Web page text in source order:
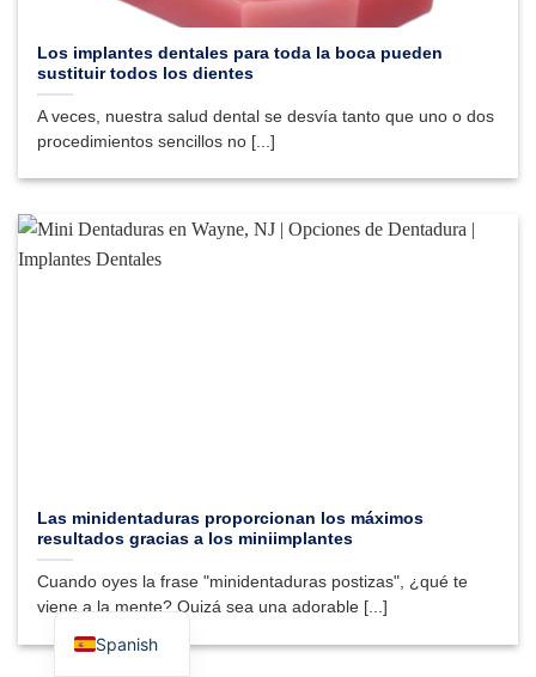
Los implantes dentales para toda la boca pueden
sustituir todos los dientes
A veces, nuestra salud dental se desvía tanto que uno o dos
procedimientos sencillos no [...]
Las minidentaduras proporcionan los máximos
resultados gracias a los miniimplantes
Cuando oyes la frase "minidentaduras postizas", ¿qué te
viene a la mente? Quizá sea una adorable [...]
Spanish